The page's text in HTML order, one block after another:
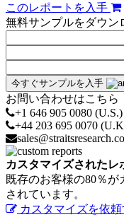
このレポートを入手
無料サンプルをダウン
今すぐサンプルを入手
お問い合わせはこちら
+1 646 905 0080 (U.S.)
+44 203 695 0070
カスタマイズされたレ
既存のお客様の80％
されています。
カスタマイズを依頼